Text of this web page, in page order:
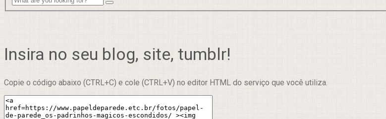
Insira no seu blog, site, tumblr!
Copie o código abaixo (CTRL+C) e cole (CTRL+V) no editor HTML do serviço que você utiliza.